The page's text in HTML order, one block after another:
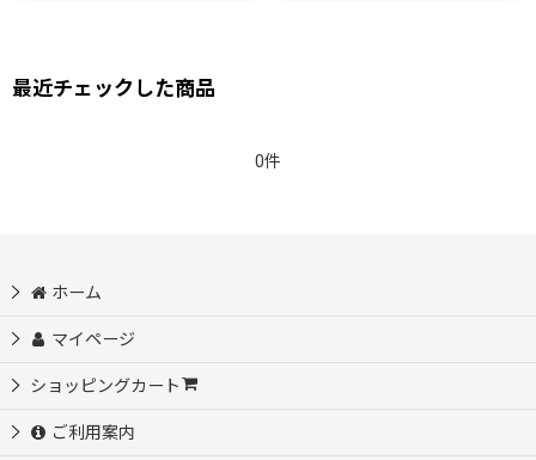
最近チェックした商品
0件
ホーム
マイページ
ショッピングカート
ご利用案内